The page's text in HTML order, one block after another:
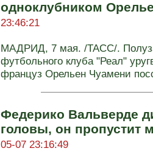
одноклубником
23:46:21
МАДРИД, 7 мая. /ТАСС/.
футбольного клуба "Реал"
француз Орельен Чуамени
Федерико Вальверде
головы, он пропустит
05-07 23:16:49